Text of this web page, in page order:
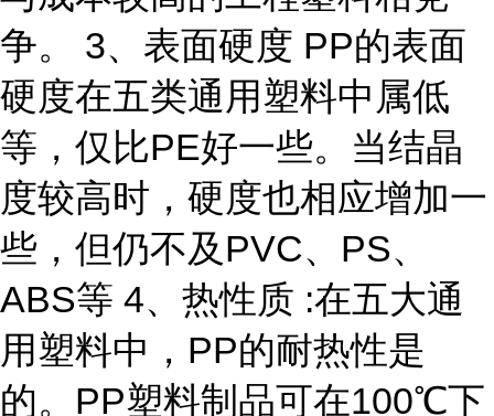
争。 3、表面硬度 PP的表面
硬度在五类通用塑料中属低
等，仅比PE好一些。当结晶
度较高时，硬度也相应增加一
些，但仍不及PVC、PS、
ABS等 4、热性质 :在五大通
用塑料中，PP的耐热性是
的。PP塑料制品可在100℃下